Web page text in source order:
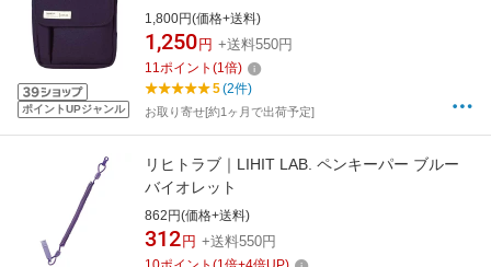
ポイントUPジャンル
1,800円(価格+送料)
1,250 円 +送料550円
11ポイント (1倍)
5(2件)
お取り寄せ[約1ヶ月で出荷予定]
リヒトラブ｜LIHIT LAB. ペンキーパー ブルー
バイオレット
862円(価格+送料)
312 円 +送料550円